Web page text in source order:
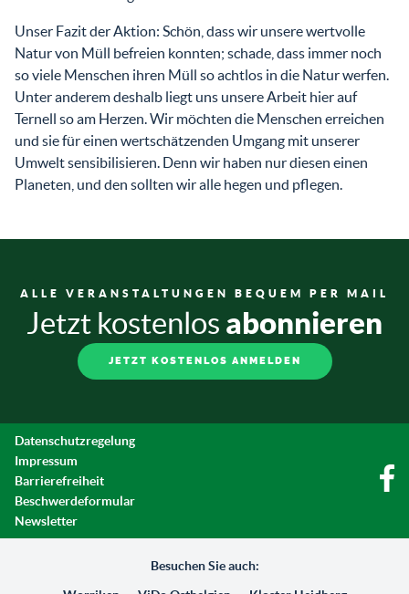
Unser Fazit der Aktion: Schön, dass wir unsere wertvolle
Natur von Müll befreien konnten; schade, dass immer noch
so viele Menschen ihren Müll so achtlos in die Natur werfen.
Unter anderem deshalb liegt uns unsere Arbeit hier auf
Ternell so am Herzen. Wir möchten die Menschen erreichen
und sie für einen wertschätzenden Umgang mit unserer
Umwelt sensibilisieren. Denn wir haben nur diesen einen
Planeten, und den sollten wir alle hegen und pflegen.
ALLE VERANSTALTUNGEN BEQUEM PER MAIL
Jetzt kostenlos abonnieren
JETZT KOSTENLOS ANMELDEN
Datenschutzregelung
Impressum
Barrierefreiheit
Beschwerdeformular
Newsletter
Besuchen Sie auch: